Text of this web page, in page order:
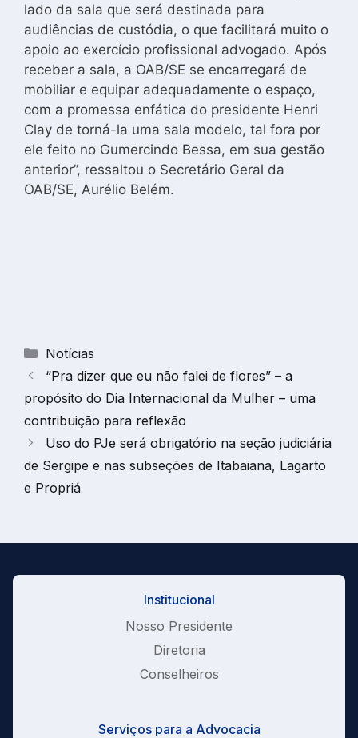
lado da sala que será destinada para
audiências de custódia, o que facilitará muito o
apoio ao exercício profissional advogado. Após
receber a sala, a OAB/SE se encarregará de
mobiliar e equipar adequadamente o espaço,
com a promessa enfática do presidente Henri
Clay de torná-la uma sala modelo, tal fora por
ele feito no Gumercindo Bessa, em sua gestão
anterior”, ressaltou o Secretário Geral da
OAB/SE, Aurélio Belém.
Categorias
Notícias
“Pra dizer que eu não falei de flores” – a
propósito do Dia Internacional da Mulher – uma
contribuição para reflexão
Uso do PJe será obrigatório na seção judiciária
de Sergipe e nas subseções de Itabaiana, Lagarto
e Propriá
Institucional
Nosso Presidente
Diretoria
Conselheiros
Serviços para a Advocacia